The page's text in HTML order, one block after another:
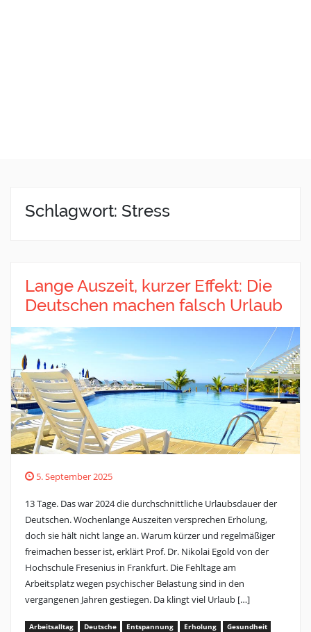
Schlagwort: Stress
Lange Auszeit, kurzer Effekt: Die
Deutschen machen falsch Urlaub
5. September 2025
13 Tage. Das war 2024 die durchschnittliche Urlaubsdauer der
Deutschen. Wochenlange Auszeiten versprechen Erholung,
doch sie hält nicht lange an. Warum kürzer und regelmäßiger
freimachen besser ist, erklärt Prof. Dr. Nikolai Egold von der
Hochschule Fresenius in Frankfurt. Die Fehltage am
Arbeitsplatz wegen psychischer Belastung sind in den
vergangenen Jahren gestiegen. Da klingt viel Urlaub […]
Arbeitsalltag Deutsche Entspannung Erholung
Gesundheit